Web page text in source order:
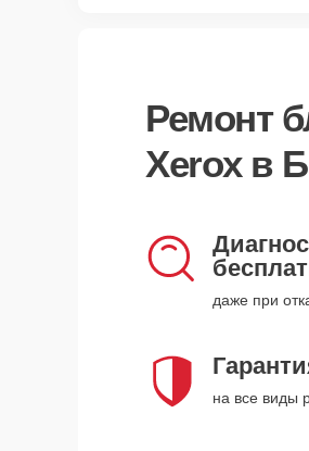
Ремонт
Xerox в
даже при
на все виды